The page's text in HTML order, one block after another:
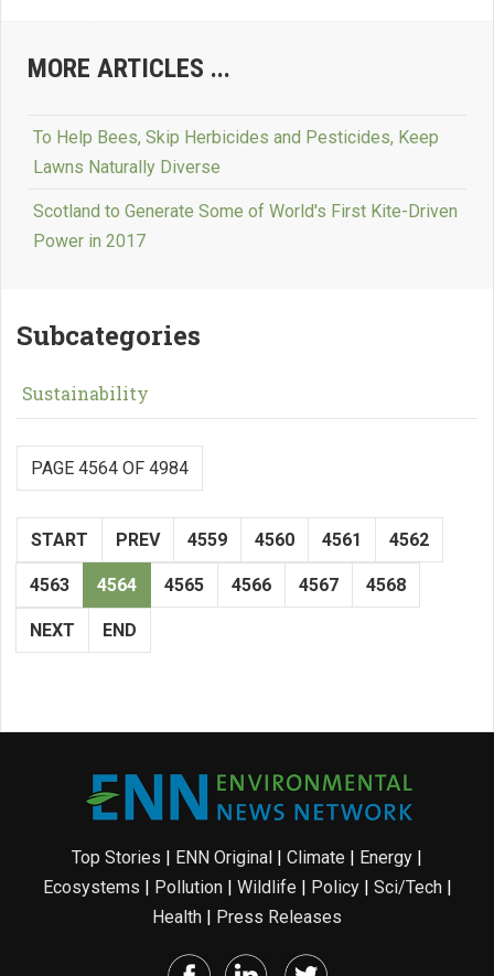
MORE ARTICLES ...
To Help Bees, Skip Herbicides and Pesticides, Keep
Lawns Naturally Diverse
Scotland to Generate Some of World's First Kite-Driven
Power in 2017
Subcategories
Sustainability
PAGE 4564 OF 4984
START PREV 4559 4560 4561 4562
4563 4564 4565 4566 4567 4568
NEXT END
Top Stories | ENN Original | Climate | Energy |
Ecosystems | Pollution| Wildlife | Policy| Sci/Tech|
Health | Press Releases